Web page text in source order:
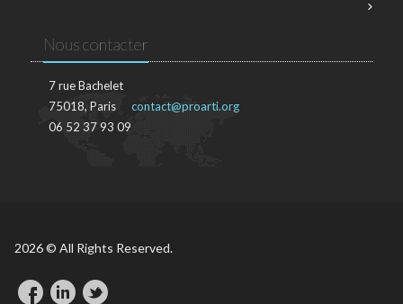
Nous contacter
7 rue Bachelet
75018, Paris
06 52 37 93 09
contact@proarti.org
2026 © All Rights Reserved.